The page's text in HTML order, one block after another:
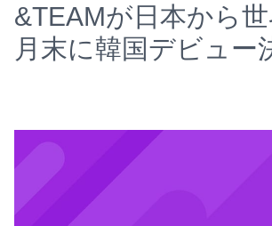
&TEAMが日本から
月末に韓国デビュ